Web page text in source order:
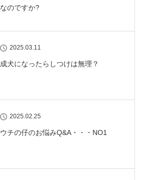
なのですか?
2025.03.11
成犬になったらしつけは無理？
2025.02.25
ウチの仔のお悩みQ&A・・・NO1